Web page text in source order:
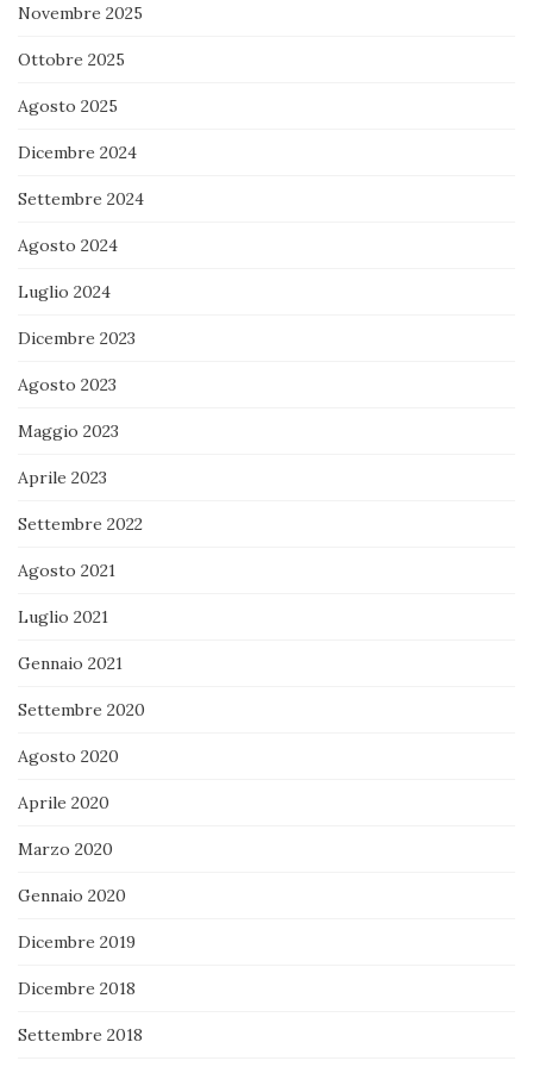
Novembre 2025
Ottobre 2025
Agosto 2025
Dicembre 2024
Settembre 2024
Agosto 2024
Luglio 2024
Dicembre 2023
Agosto 2023
Maggio 2023
Aprile 2023
Settembre 2022
Agosto 2021
Luglio 2021
Gennaio 2021
Settembre 2020
Agosto 2020
Aprile 2020
Marzo 2020
Gennaio 2020
Dicembre 2019
Dicembre 2018
Settembre 2018